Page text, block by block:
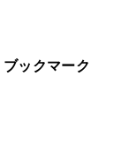
ブックマーク